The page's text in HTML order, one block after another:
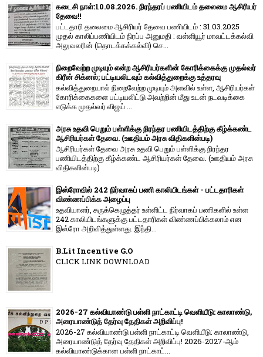
கடைசி நாள்:10.08.2026. நிரந்தரப் பணியிடம் தலைமை ஆசிரியர்
தேவை!!
பட்டதாரி தலைமை ஆசிரியர் தேவை பணியிடம் : 31.03.2025
முதல் காலிப்பணியிடம் நிரப்ப அனுமதி : வள்ளியூர் மாவட்டக்கல்வி
அலுவலரின் (தொடக்கக்கல்வி) செ...
நிறைவேற்ற முடியும் என்ற ஆசிரியர்களின் கோரிக்கைக்கு முதல்வர்
கிரீன் சிக்னல்; பட்டியலிடவும் கல்வித்துறைக்கு உத்தரவு
கல்வித்துறையால் நிறைவேற்ற முடியும் அளவில் உள்ள, ஆசிரியர்கள்
கோரிக்கைகளை பட்டியலிட்டு அவற்றின் மீது உடன் நடவடிக்கை
எடுக்க முதல்வர் விஜய் ...
அரசு உதவி பெறும் பள்ளிக்கு நிரந்தர பணியிடத்திற்கு கீழ்க்கண்ட
ஆசிரியர்கள் தேவை. (ஊதியம் அரசு விதிகளின்படி)
ஆசிரியர்கள் தேவை அரசு உதவி பெறும் பள்ளிக்கு நிரந்தர
பணியிடத்திற்கு கீழ்க்கண்ட ஆசிரியர்கள் தேவை. (ஊதியம் அரசு
விதிகளின்படி)
இஸ்ரோவில் 242 நிர்வாகப் பணி காலியிடங்கள் - பட்டதாரிகள்
விண்ணப்பிக்க அழைப்பு
உதவியாளர், சுருக்கெழுத்தர் உள்ளிட்ட நிர்வாகப் பணிகளில் உள்ள
242 காலியிடங்களுக்கு பட்டதாரிகள் விண்ணப்பிக்கலாம் என
இஸ்ரோ அறிவித்துள்ளது. இந்தி...
B.Lit Incentive G.O
CLICK LINK DOWNLOAD
2026-27 கல்வியாண்டு பள்ளி நாட்காட்டி வெளியீடு: காலாண்டு,
அரையாண்டுத் தேர்வு தேதிகள் அறிவிப்பு!
2026-27 கல்வியாண்டு பள்ளி நாட்காட்டி வெளியீடு: காலாண்டு,
அரையாண்டுத் தேர்வு தேதிகள் அறிவிப்பு! 2026-2027-ஆம்
கல்வியாண்டுக்கான பள்ளி நாட்காட்...